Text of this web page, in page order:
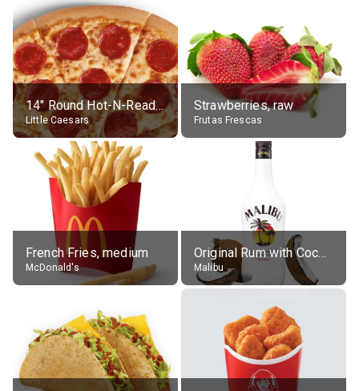
14" Round Hot-N-Ready Pepperoni Pizza
Little Caesars
Strawberries, raw
Frutas Frescas
French Fries, medium
McDonald's
Original Rum with Coconut Flavour (21% alc.)
Malibu